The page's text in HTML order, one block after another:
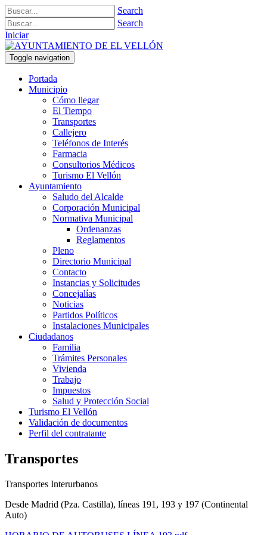
Search
Search
Iniciar
Toggle navigation
Portada
Municipio
Cómo llegar
El Tiempo
Transportes
Callejero
Teléfonos de Interés
Farmacia
Consultorios Médicos
Turismo El Vellón
Ayuntamiento
Saludo del Alcalde
Corporación Municipal
Normativa Municipal
Ordenanzas
Reglamentos
Pleno
Directorio Municipal
Contacto
Instancias y Solicitudes
Concejalías
Noticias
Partidos Políticos
Instalaciones Municipales
Ciudadanos
Familia
Trámites Personales
Vivienda
Trabajo
Impuestos
Salud y Protección Social
Turismo El Vellón
Validación de documentos
Perfil del contratante
Transportes
Transportes Interurbanos
Desde Madrid (Pza. Castilla), líneas 191, 193 y 197 (Continental
Auto)